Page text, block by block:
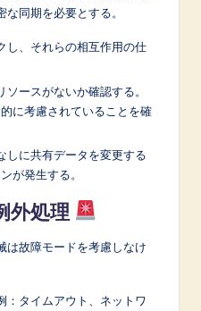
同期を必要とする。
し、それらの相互作用の仕
ースがないか確認する。
に考慮されていることを確
しに共有データを変更する
が発生する。
外処理
は故障モードを考慮しなけ
：タイムアウト、ネットワ